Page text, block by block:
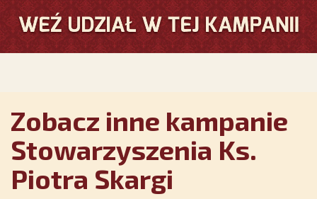
Zobacz inne kampanie
Stowarzyszenia Ks.
Piotra Skargi